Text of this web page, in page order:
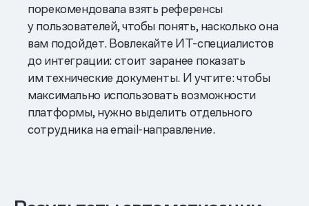
порекомендовала взять референсы
у пользователей, чтобы понять, насколько она
вам подойдет. Вовлекайте ИТ-специалистов
до интеграции: стоит заранее показать
им технические документы. И учтите: чтобы
максимально использовать возможности
платформы, нужно выделить отдельного
сотрудника на email-направление.